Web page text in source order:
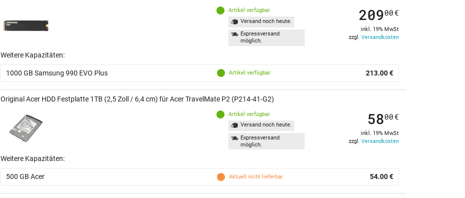
Artikel verfügbar
Versand noch heute.
Expressversand
möglich.
20900 €
inkl. 19% MwSt
zzgl. Versandkosten
Weitere Kapazitäten:
1000 GB Samsung 990 EVO Plus Artikel verfügbar 213.00 €
Original Acer HDD Festplatte 1TB (2,5 Zoll / 6,4 cm) für Acer TravelMate P2 (P214-41-G2)
Artikel verfügbar
Versand noch heute.
Expressversand
möglich.
5800 €
inkl. 19% MwSt
zzgl. Versandkosten
Weitere Kapazitäten:
500 GB Acer Aktuell nicht lieferbar 54.00 €